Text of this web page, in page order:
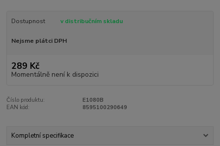
Dostupnost v distribučním skladu
Nejsme plátci DPH
289 Kč
Momentálně není k dispozici
Číslo produktu:
E1080B
EAN kód:
8595100290649
Kompletní specifikace